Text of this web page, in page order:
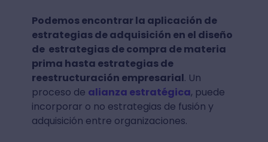
Podemos encontrar la aplicación de
estrategias de adquisición en el diseño
de estrategias de compra de materia
prima hasta estrategias de
reestructuración empresarial. Un
proceso de alianza estratégica, puede
incorporar o no estrategias de fusión y
adquisición entre organizaciones.